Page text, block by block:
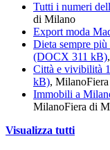
Tutti i numeri
di Milano
Export moda
Dieta sempre
(DOCX 311 kB)
Città e vivibilità
kB), Milano
Immobili a
MilanoFiera di
Visualizza tutti